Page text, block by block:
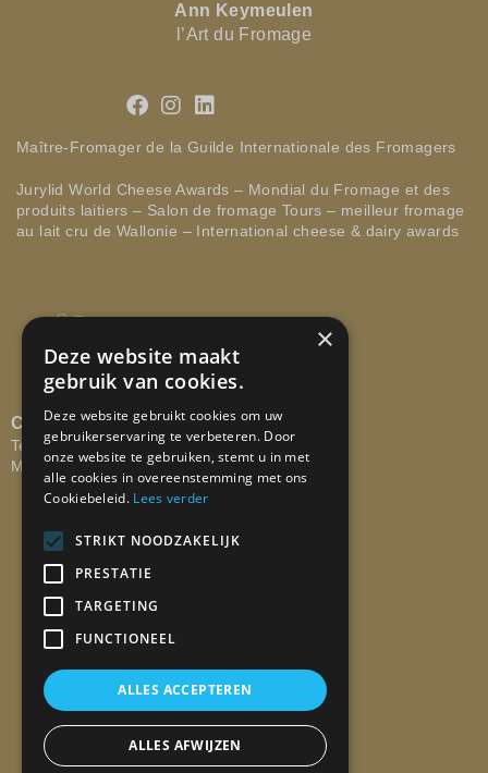
Ann Keymeulen
l’Art du Fromage
Maître-Fromager de la Guilde Internationale des Fromagers
Jurylid World Cheese Awards – Mondial du Fromage et des
produits laitiers – Salon de fromage Tours – meilleur fromage
au lait cru de Wallonie – International cheese & dairy awards
CONTACTEER ONS
Tel: +32 473 58 29 67
Mail:info@lartdufromage.be
ONTVANG ONZE
NIEUWSBRIEF!
×
Deze website maakt
gebruik van cookies.
Deze website gebruikt cookies om uw
gebruikerservaring te verbeteren. Door
onze website te gebruiken, stemt u in met
alle cookies in overeenstemming met ons
Cookiebeleid. Lees verder
STRIKT NOODZAKELIJK
PRESTATIE
TARGETING
FUNCTIONEEL
ALLES ACCEPTEREN
ALLES AFWIJZEN